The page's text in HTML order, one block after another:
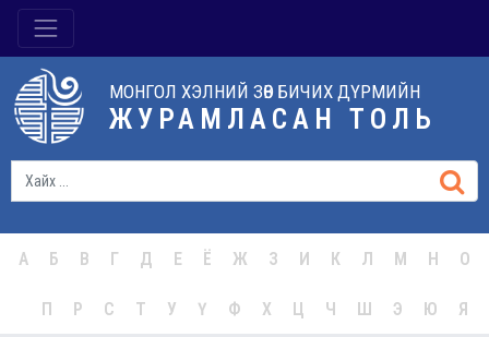
МОНГОЛ ХЭЛНИЙ ЗӨВ БИЧИХ ДҮРМИЙН
ЖУРАМЛАСАН ТОЛЬ
А Б В Г Д Е Ё Ж З И К Л М Н О
П Р С Т У Ү Ф Х Ц Ч Ш Э Ю Я